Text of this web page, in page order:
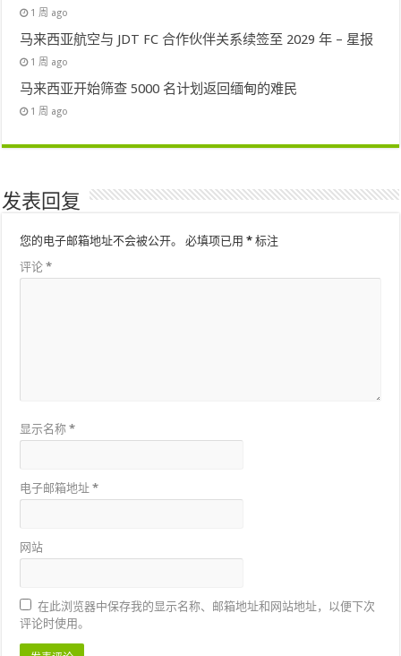
1 周 ago
马来西亚航空与 JDT FC 合作伙伴关系续签至 2029 年 – 星报
1 周 ago
马来西亚开始筛查 5000 名计划返回缅甸的难民
1 周 ago
发表回复
您的电子邮箱地址不会被公开。 必填项已用* 标注
评论*
显示名称*
电子邮箱地址*
网站
在此浏览器中保存我的显示名称、邮箱地址和网站地址，以便下次
评论时使用。